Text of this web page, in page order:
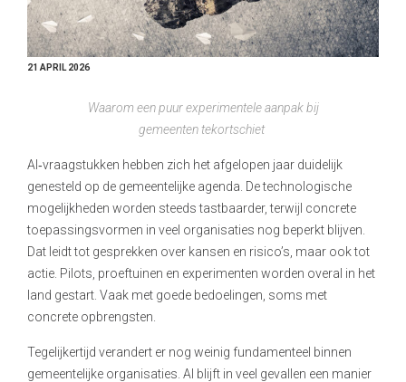
21 APRIL 2026
Waarom een puur experimentele aanpak bij
gemeenten tekortschiet
AI ‑vraagstukken hebben zich het afgelopen jaar duidelijk
genesteld op de gemeentelijke agenda. De technologische
mogelijkheden worden steeds tastbaarder, terwijl concrete
toepassingsvormen in veel organisaties nog beperkt blijven.
Dat leidt tot gesprekken over kansen en risico’s, maar ook tot
actie. Pilots, proeftuinen en experimenten worden overal in het
land gestart. Vaak met goede bedoelingen, soms met
concrete opbrengsten.
Tegelijkertijd verandert er nog weinig fundamenteel binnen
gemeentelijke organisaties. AI blijft in veel gevallen een manier